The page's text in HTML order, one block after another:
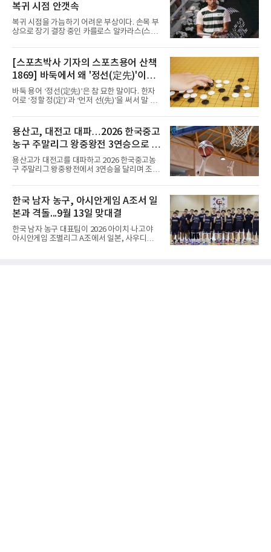
연승으로 승점 9를 쌓아 조 1위에 올랐다. 24개
팀이 6개 팀씩 4개 조로 나뉘어 조별리그를 치르
며 각 조 상위 4개 팀이 16강에 진출한다.지난해
U-16 아시아선수권 우승으로 처음 이 대회에 나
종반 점수 차를 벌려 승점 3을 챙겼다.블로킹은
7-16으로 밀렸지만 한국보다
복귀 시점 안갯속
복귀 시점을 가늠하기 어려운 부상이다. 손목 부
상으로 장기 결장 중인 카를로스 알카라스(스페
을지 관심이 쏠린다.얀니크 신네르(이탈리아)와
정상을 다투던 알카라스는 지난 4월 바르셀로나
오픈 이후 넉 달째 남자프로테니스(ATP) 투어 경
기에 나서지 못하고 있다. 9일 영국 BBC 등에 따
르면 그는 손목 힘줄을 감싸는 활막에 염증이 생
기는 건초염을 앓고 있다.이 부상이 까다로운 이
유가 있다. 반복적으로 라켓을 쥐고 휘두르는 동
최장 1년의 회복이 필요하다. 알카라스는 수술
은 받지 않았다. 라켓
[스포츠박사 기자의 스포츠용어 산책
1869] 바둑에서 왜 '정선(定先)'이라
말할까
바둑 용어 ‘정선(定先)’은 참 묘한 말이다. 한자
어로 ‘정할 정(定)’과 ‘먼저 선(先)’을 써서 말 그
이 먼저 두되 백에게 덤을 주지 않는 방식이다.
요즘 프로기사들의 대국은 대부분 ‘호선(互
先)’으로 치러지고, 백에게 6집 반 또는 7집 반의
덤을 주는 것이 일반적이다. (본 코너 1868회 ‘바
둑에서 왜 ‘호선(互先)’이라 말할까‘ 참조) 반면
정선에서는 흑이 먼저 두는 대신 덤이 없다. 한국
기원 역시 기력 차이를 표시하는 기준에서 정선
상선(先相先), 선이선(先二先) 등 여러 단계가
용산고, 대전고 대파…2026 한국중고
농구 주말리그 왕중왕전 3연승으로 조
1위 16강 진출
용산고가 대전고를 대파하고 2026 한국중고농
구 주말리그 왕중왕전에서 3연승을 달리며 조 1
우슬체육관에서 열린 대회 남고부 B조 예선 3차
전에서 대전고를 상대로 주전 선수들의 고른 활
약을 앞세워 108-33으로 대승을 거뒀다.용산고
는 배대범이 22점, 김민기가 19점, 이승민이 13
점을 올리며 공격을 이끌었다. 경기 초반부터 주
도권을 잡은 용산고는 일찌감치 승기를 굳히며
대전고에 큰 점수 차 승리를 거뒀다.이로써 용산
한국 남자 농구, 아시안게임 A조서 일
본과 격돌...9월 13일 맞대결
한국 남자 농구 대표팀이 2026 아이치·나고야
아시안게임 조별리그 A조에서 일본, 사우디아라